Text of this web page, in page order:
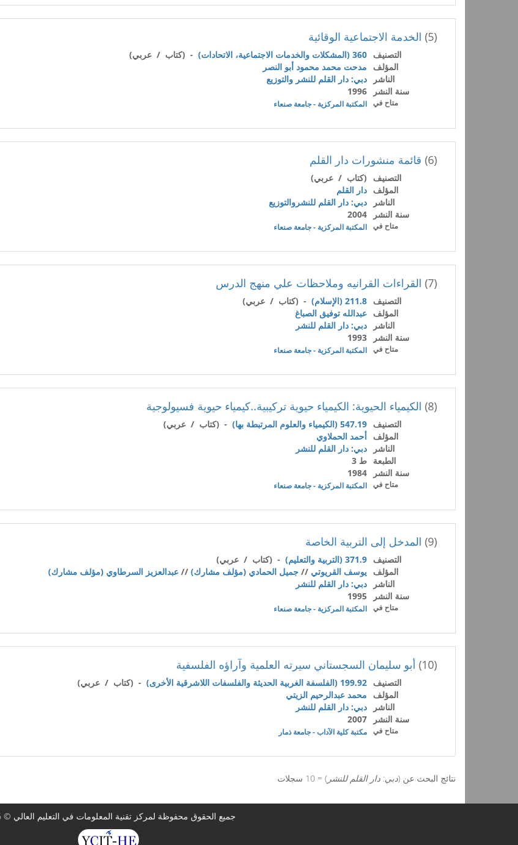
(5) الخدمة الاجتماعية الوقائية
التصنيف 360 (المشكلات والخدمات الاجتماعية، الاتحادات)
- (كتاب / عربي)
المؤلف
مدحت محمد محمود أبو النصر
الناشر
دبي: دار القلم للنشر والتوزيع
سنة النشر
1996
متاح في المكتبة المركزية - جامعة صنعاء
(6) قائمة منشورات دار القلم
التصنيف
(كتاب / عربي)
المؤلف دار القلم
الناشر
دبي: دار القلم للنشروالتوزيع
سنة النشر
2004
متاح في المكتبة المركزية - جامعة صنعاء
(7) القراءات القرانيه وملاحظات علي منهج الدرس
التصنيف 211.8 (الإسلام)
- (كتاب / عربي)
المؤلف عبدالله توفيق الصباغ
الناشر
دبي: دار القلم للنشر
سنة النشر
1993
متاح في المكتبة المركزية - جامعة صنعاء
(8) الكيمياء الحيوية: الكيمياء حيوية تركيبية..كيمياء حيوية فسيولوجية
التصنيف 547.19 (الكيمياء والعلوم المرتبطة بها)
- (كتاب / عربي)
المؤلف أحمد الحملاوي
الناشر
دبي: دار القلم للنشر
الطبعة ط 3
سنة النشر
1984
متاح في المكتبة المركزية - جامعة صنعاء
(9) المدخل إلى التربية الخاصة
التصنيف 371.9 (التربية والتعليم)
- (كتاب / عربي)
المؤلف يوسف القريوتي // جميل الحمادي (مؤلف مشارك) // عبدالعزيز السرطاوي (مؤلف مشارك)
الناشر
دبي: دار القلم للنشر
سنة النشر
1995
متاح في المكتبة المركزية - جامعة صنعاء
(10) أبو سليمان السجستاني سيرته العلمية وآراؤه الفلسفية
التصنيف 199.92 (الفلسفة الغربية الحديثة والفلسفات اللاشرقية الأخرى)
- (كتاب / عربي)
المؤلف
محمد عبدالرحيم الزيتي
الناشر
دبي: دار القلم للنشر
سنة النشر
2007
متاح في مكتبة كلية الآداب - جامعة ذمار
نتائج البحث عن (دبي: دار القلم للنشر ) = 10 سجلات
جميع الحقوق محفوظة لمركز تقنية المعلومات في التعليم العالي © 2026